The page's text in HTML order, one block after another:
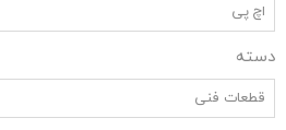
اچ پی
دسته
قطعات فنی